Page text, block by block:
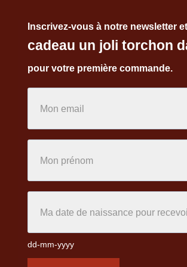
Inscrivez-vous à notre newsletter
cadeau un joli torchon
pour votre première commande.
dd-mm-yyyy